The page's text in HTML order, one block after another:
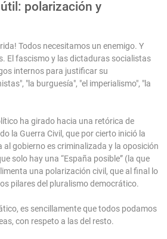
polarización y
Todos necesitamos un enemigo. Y
El fascismo y las dictaduras socialistas
internos para justificar su
"la burguesía", "el imperialismo", "la
ha girado hacia una retórica de
la Guerra Civil, que por cierto inició la
al gobierno es criminalizada y la oposición
solo hay una “España posible” (la que
una polarización civil, que al final lo
pilares del pluralismo democrático.
es sencillamente que todos podamos
con respeto a las del resto.